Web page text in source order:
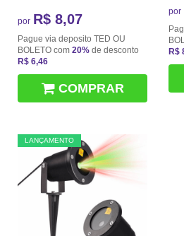
por R$ 8,07
Pague via deposito TED OU
BOLETO com 20% de desconto
R$ 6,46
COMPRAR
por
R$
LANÇAMENTO